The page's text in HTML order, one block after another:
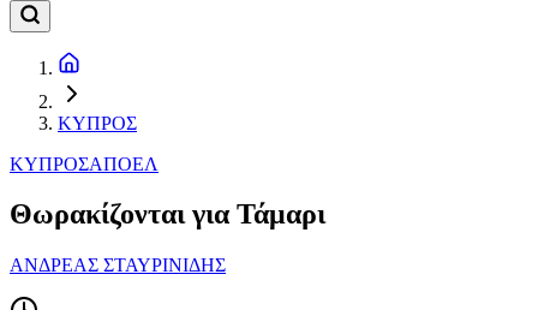
ΚΥΠΡΟΣ
ΚΥΠΡΟΣΑΠΟΕΛ
Θωρακίζονται για Τάμαρι
ΑΝΔΡΕΑΣ ΣΤΑΥΡΙΝΙΔΗΣ